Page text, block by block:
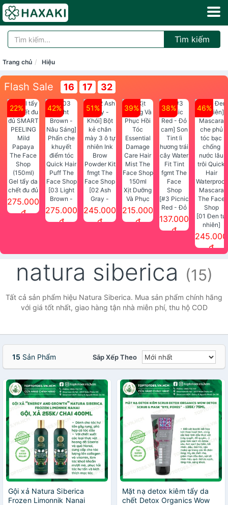
Tìm kiếm
Trang chủ Hiệu
Flash Sale 16 17 32
22%
Gel tẩy da
chết đu đủ
SMART
PEELING
275.000
đ
42%
[03 Light
Brown -
Nâu Sáng]
Phấn che
275.000
đ
51%
[02 Ash
Gray -
Khói] Bột
kẻ chân
Face Shop
245.000
đ
39%
Xịt Dưỡng
Và Phục
Hồi Tóc
Essential
215.000
đ
38%
[#3 Picnic
Red - Đỏ
cam] Son
Face
Shop
137.000
đ
46%
[01 Đen tự
nhiên]
Mascara
che phủ
nước lâu
trôi Quick
Waterproof
Mascara
The Face
245.000
đ
natura siberica (15)
Tất cả sản phẩm hiệu Natura Siberica. Mua sản phẩm chính hãng
với giá tốt nhất, giao hàng tận nhà miễn phí, thu hộ COD
15 Sản Phẩm Sắp Xếp Theo
Gội xả Natura Siberica
Frozen Limonnik Nanai
Mặt nạ detox kiêm tẩy da
chết Detox Organics Wow